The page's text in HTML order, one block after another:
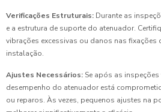
Verificações Estruturais: Durante as
e a estrutura de suporte do atenuador.
vibrações excessivas ou danos nas fixações
instalação.
Ajustes Necessários: Se após as
desempenho do atenuador está
ou reparos. Às vezes, pequenos ajustes na